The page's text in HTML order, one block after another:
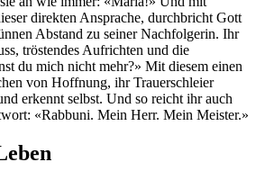
direkten Ansprache, durchbricht Gott
Abstand zu seiner Nachfolgerin. Ihr
tröstendes Aufrichten und die
du mich nicht mehr?» Mit diesem einen
von Hoffnung, ihr Trauerschleier
erkennt selbst. Und so reicht ihr auch
«Rabbuni. Mein Herr. Mein Meister.»